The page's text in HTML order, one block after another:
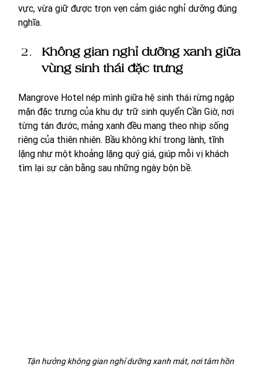
vực, vừa giữ được trọn vẹn cảm giác nghỉ dưỡng đúng
nghĩa.
Không gian nghỉ dưỡng xanh giữa
vùng sinh thái đặc trưng
Mangrove Hotel nép mình giữa hệ sinh thái rừng ngập
mặn đặc trưng của khu dự trữ sinh quyển Cần Giờ, nơi
từng tán đước, mảng xanh đều mang theo nhịp sống
riêng của thiên nhiên. Bầu không khí trong lành, tĩnh
lặng như một khoảng lặng quý giá, giúp mỗi vị khách
tìm lại sự cân bằng sau những ngày bộn bề.
Tận hưởng không gian nghỉ dưỡng xanh mát, nơi tâm hồn